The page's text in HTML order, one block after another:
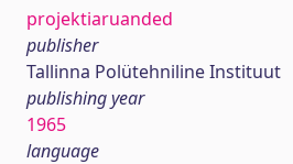
projektiaruanded
publisher
Tallinna Polütehniline Instituut
publishing year
1965
language